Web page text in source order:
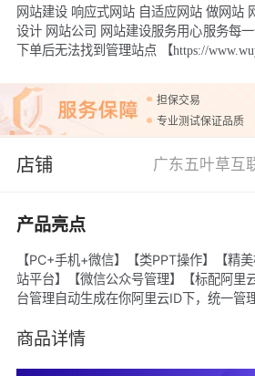
网站建设 响应式网站 自适应网站 做网站
设计 网站公司 网站建设服务用心服务每
下单后无法找到管理站点 【https://
品（如遇问题，联系售后）】【该产品合
建设解决方案】
担保交易
专业测试保证品质
店铺 广东五叶草互
产品亮点
【PC+手机+微信】【类PPT操作】【精
站平台】【微信公众号管理】【标配阿里
台管理自动生成在你阿里云ID下，统一管
个模板都有对应移动端手机站。 5.后台傻
商品详情